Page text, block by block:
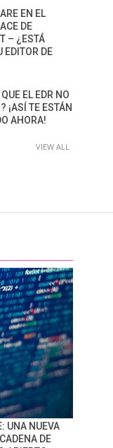
EN EL
DE
– ¿ESTÁ
EDITOR DE
EL EDR NO
¡ASÍ TE ESTÁN
AHORA!
VIEW ALL
UNA NUEVA
DE